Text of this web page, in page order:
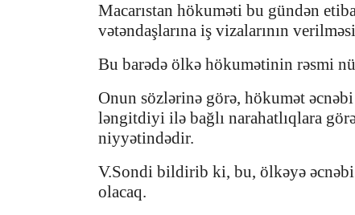
Macarıstan hökuməti bu gündən
vətəndaşlarına iş vizalarının
Bu barədə ölkə hökumətinin rəsmi
Onun sözlərinə görə, hökumət
ləngitdiyi ilə bağlı narahatlıqlara
niyyətindədir.
V.Sondi bildirib ki, bu, ölkəyə əcnəbi
olacaq.